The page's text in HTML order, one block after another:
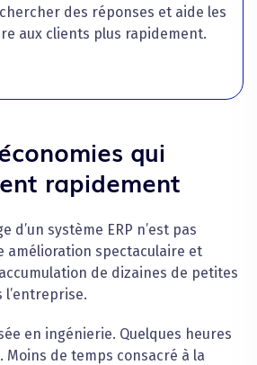
des réponses et aide les
aux clients plus rapidement.
qui
rapidement
d’un système ERP n’est pas
amélioration spectaculaire et
de dizaines de petites
l’entreprise.
en ingénierie. Quelques heures
Moins de temps consacré à la